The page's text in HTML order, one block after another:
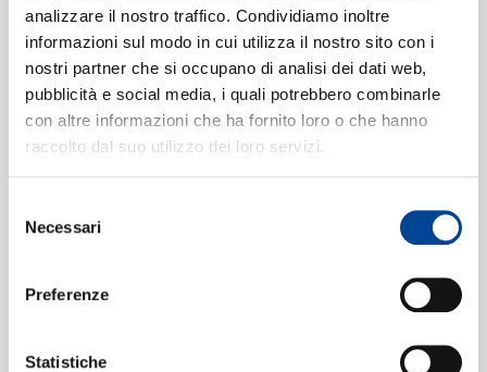
analizzare il nostro traffico. Condividiamo inoltre
informazioni sul modo in cui utilizza il nostro sito con i
nostri partner che si occupano di analisi dei dati web,
pubblicità e social media, i quali potrebbero combinarle
con altre informazioni che ha fornito loro o che hanno
raccolto dal suo utilizzo dei loro servizi.
delNecessari
Preferenze
Statistiche
Formati disponibili:
Data di pubblicazione:
CONTATTI
NEWSLETTER